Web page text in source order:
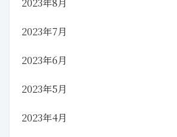
2023年7月
2023年6月
2023年5月
2023年4月